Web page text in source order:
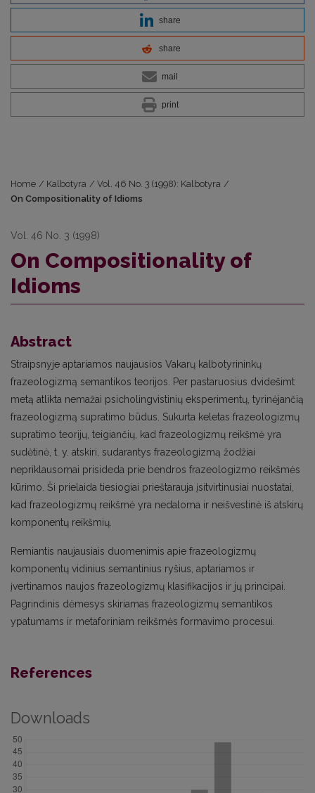
share
share
mail
print
Home / Kalbotyra / Vol. 46 No. 3 (1998): Kalbotyra /
On Compositionality of Idioms
Vol. 46 No. 3 (1998)
On Compositionality of
Idioms
Abstract
Straipsnyje aptariamos naujausios Vakarų kalbotyrininkų
frazeologizmą semantikos teorijos. Per pastaruosius dvidešimt
metą atlikta nemažai psicholingvistinių eksperimentų, tyrinėjančią
frazeologizmą supratimo būdus. Sukurta keletas frazeologizmų
supratimo teorijų, teigiančių, kad frazeologizmų reikšmė yra
sudėtinė, t. y. atskiri, sudarantys frazeologizmą žodžiai
nepriklausomai prisideda prie bendros frazeologizmo reikšmės
kūrimo. Ši prielaida tiesiogiai prieštarauja įsitvirtinusiai nuostatai,
kad frazeologizmų reikšmė yra nedaloma ir neišvestinė iš atskirų
komponentų reikšmių.
Remiantis naujausiais duomenimis apie frazeologizmų
komponentų vidinius semantinius ryšius, aptariamos ir
įvertinamos naujos frazeologizmų klasifikacijos ir jų principai.
Pagrindinis dėmesys skiriamas frazeologizmų semantikos
ypatumams ir metaforiniam reikšmės formavimo procesui.
References
Downloads